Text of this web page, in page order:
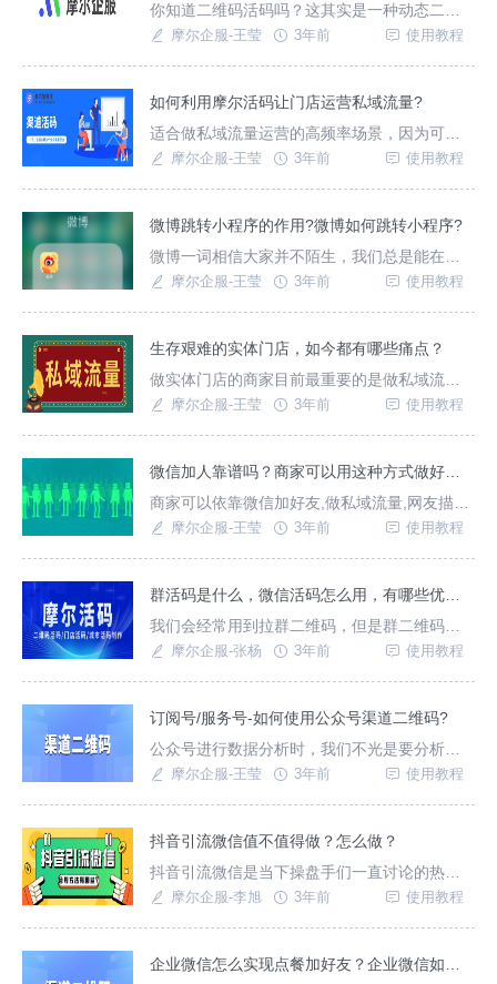
成器——“摩尔活码”，详细的使用方法如下。
你知道二维码活码吗？这其实是一种动态二维
码，简单来说，动态二维码扫码后的内容是可
可以放心更新内容。微信二维码的使用期限一
使用期限的问题了。本文介绍如何利用“摩尔活
码”这个二维码活
摩尔企服-王莹 3年前 使用教程
如何利用摩尔活码让门店运营私域流量?
适合做私域流量运营的高频率场景，因为可以
跟消费者直接发生接触的机会有很多，所以对
共性去发掘产品特质
摩尔企服-王莹 3年前 使用教程
微博跳转小程序的作用?微博如何跳转小程序?
微博一词相信大家并不陌生，我们总是能在微
博之上看到各种各样的新闻，哪里发生洪水，
经历吧？但是你知道是如何实现跳转的吗？
摩尔企服-王莹 3年前 使用教程
生存艰难的实体门店，如今都有哪些痛点？
做实体门店的商家目前最重要的是做私域流量,
私域流量做好了可以有稳定的用户,保障每个月
运营平台[摩尔企服]实现.
摩尔企服-王莹 3年前 使用教程
商家可以依靠微信加好友,做私域流量,网友描述
的操作,貌似你加好友得小利,但其实很有可能商
摩尔企服-王莹 3年前 使用教程
我们会经常用到拉群二维码，但是群二维码存
在7天失效的问题，如不能及时维护，会造成客
摩尔企服-张杨 3年前 使用教程
订阅号/服务号-如何使用公众号渠道二维码?
公众号进行数据分析时，我们不光是要分析粉
丝净增数量，新增粉丝数量，还要需要统计粉
定不同渠道的引流效果呢？就需要在推广引流
成为“带参二维码”，或者是“渠道码”。
摩尔企服-王莹 3年前 使用教程
抖音引流微信值不值得做？怎么做？
抖音引流微信是当下操盘手们一直讨论的热点
话题。也是私域需求下不得不考虑的一种解决
摩尔企服-李旭 3年前 使用教程